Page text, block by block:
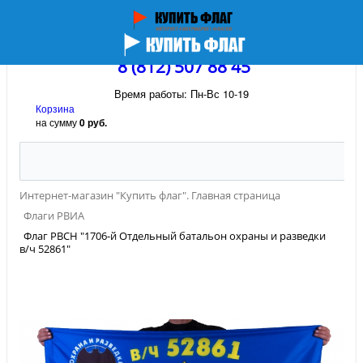
8 (812) 507 88 45
Время работы: Пн-Вс 10-19
Корзина
на сумму0 руб.
Интернет-магазин "Купить флаг". Главная страница
Флаги РВИА
Флаг РВСН "1706-й Отдельный батальон охраны и разведки
в/ч 52861"